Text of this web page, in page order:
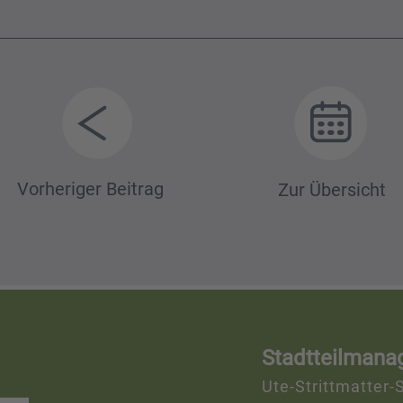
Vorheriger Beitrag Zur Übersicht
Ute-Strittmatter-